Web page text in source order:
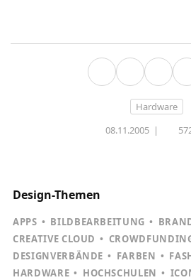
Hardware
08.11.2005|
Design-Themen
APPS BILDBEARBEITUNG
CREATIVE CLOUD
DESIGNVERBÄNDE
FARBEN
HARDWARE
HOCHSCHULEN